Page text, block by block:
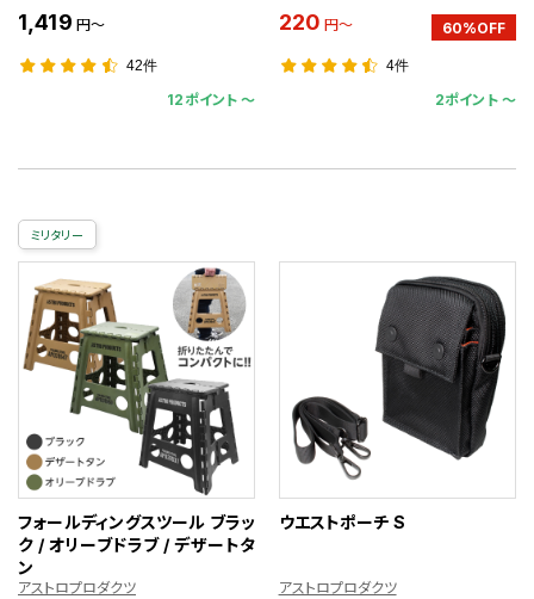
1,419 円～
42件
12ポイント 〜
220 円～ 60%OFF
4件
2ポイント 〜
ミリタリー
フォールディングスツール ブラッ
ク / オリーブドラブ / デザートタ
ン
アストロプロダクツ
ウエストポーチ S
アストロプロダクツ